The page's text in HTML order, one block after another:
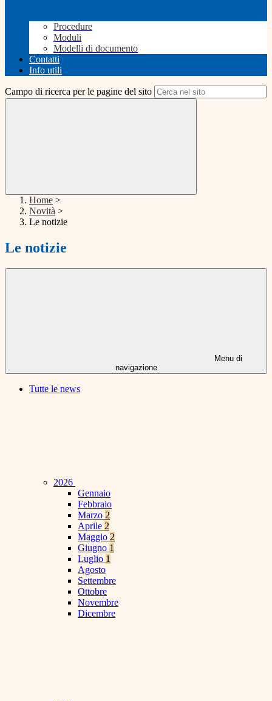
Procedure
Moduli
Modelli di documento
Contatti
Info utili
Campo di ricerca per le pagine del sito
Home >
Novità >
Le notizie
Le notizie
Menu di
navigazione
Tutte le news
2026
Gennaio
Febbraio
Marzo 2
Aprile 2
Maggio 2
Giugno 1
Luglio 1
Agosto
Settembre
Ottobre
Novembre
Dicembre